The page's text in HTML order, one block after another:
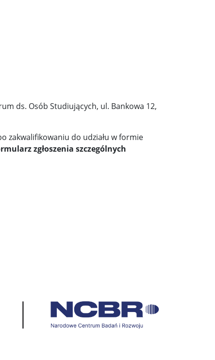
ds. Osób Studiujących, ul. Bankowa 12,
zakwalifikowaniu do udziału w formie
zgłoszenia szczególnych